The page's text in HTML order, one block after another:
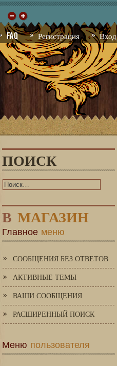
FAQ Регистрация Вход
ПОИСК
В МАГАЗИН
Главное меню
СООБЩЕНИЯ БЕЗ ОТВЕТОВ
АКТИВНЫЕ ТЕМЫ
ВАШИ СООБЩЕНИЯ
РАСШИРЕННЫЙ ПОИСК
Меню пользователя